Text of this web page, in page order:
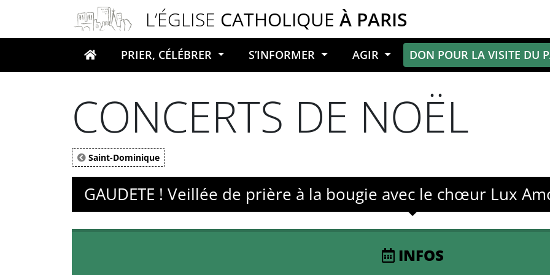
L’ÉGLISE CATHOLIQUE À PARIS
Votre recherche
PRIER, CÉLÉBRER S’INFORMER AGIR DON POUR LA VISITE DU
CONCERTS DE NOËL
Saint-Dominique
GAUDETE ! Veillée de prière à la bougie avec le chœur Lux
INFOS
Panneau de gestion des cookies